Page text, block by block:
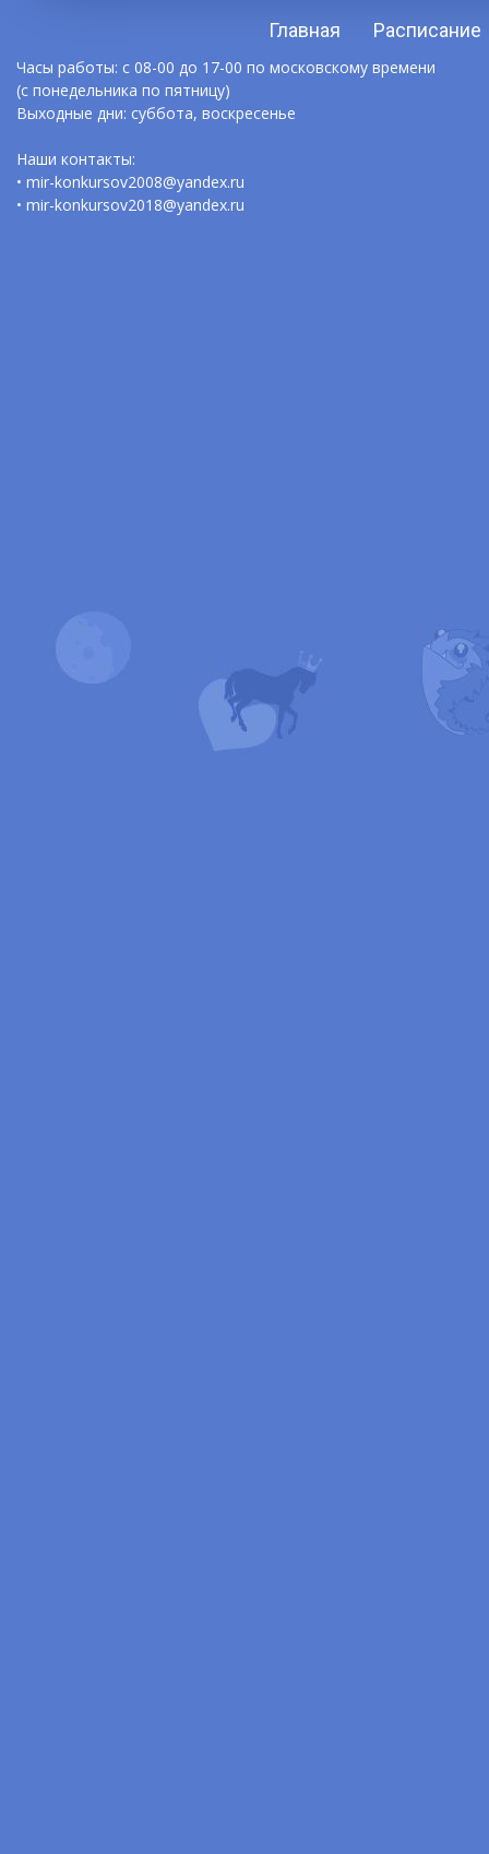
Главная Расписание
Часы работы: с 08-00 до 17-00 по московскому времени
(с понедельника по пятницу)
Выходные дни: суббота, воскресенье
Наши контакты:
• mir-konkursov2008@yandex.ru
• mir-konkursov2018@yandex.ru